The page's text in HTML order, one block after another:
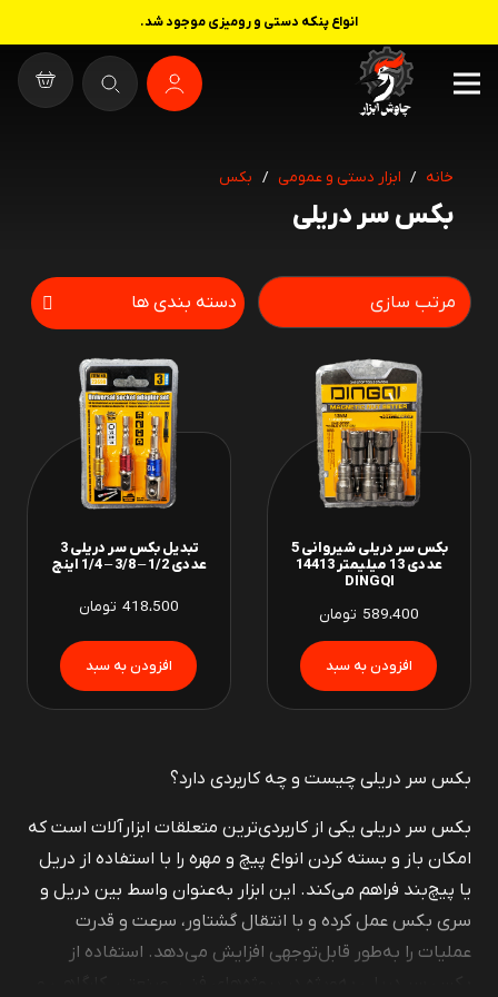
انواع پنکه دستی و رومیزی موجود شد.
خانه / ابزار دستی و عمومی / بکس
بکس سر دریلی
دسته بندی ها
بکس سر دریلی شیروانی 5
عددی 13 میلیمتر 14413
DINGQI
589،400 تومان
تبدیل بکس سر دریلی 3
عددی 1/2 – 3/8 – 1/4 اینچ
418،500 تومان
بکس سر دریلی چیست و چه کاربردی دارد؟
بکس سر دریلی یکی از کاربردی‌ترین متعلقات ابزارآلات است که
امکان باز و بسته کردن انواع پیچ و مهره را با استفاده از دریل
یا پیچ‌بند فراهم می‌کند. این ابزار به‌عنوان واسط بین دریل و
سری بکس عمل کرده و با انتقال گشتاور، سرعت و قدرت
عملیات را به‌طور قابل‌توجهی افزایش می‌دهد. استفاده از